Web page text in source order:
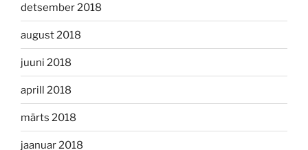
detsember 2018
august 2018
juuni 2018
aprill 2018
märts 2018
jaanuar 2018